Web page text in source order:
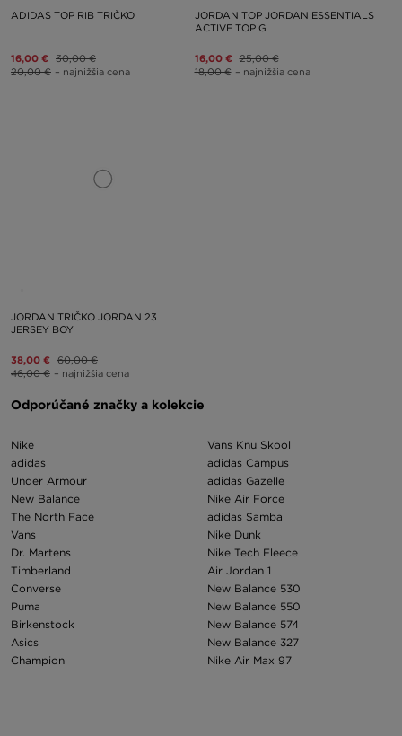
ADIDAS TOP RIB TRIČKO
16,00 € 30,00 €
20,00 € – najnižšia cena
JORDAN TOP JORDAN ESSENTIALS
ACTIVE TOP G
16,00 € 25,00 €
18,00 € – najnižšia cena
JORDAN TRIČKO JORDAN 23
JERSEY BOY
38,00 € 60,00 €
46,00 € – najnižšia cena
Odporúčané značky a kolekcie
Nike
adidas
Under Armour
New Balance
The North Face
Vans
Dr. Martens
Timberland
Converse
Puma
Birkenstock
Asics
Champion
Vans Knu Skool
adidas Campus
adidas Gazelle
Nike Air Force
adidas Samba
Nike Dunk
Nike Tech Fleece
Air Jordan 1
New Balance 530
New Balance 550
New Balance 574
New Balance 327
Nike Air Max 97